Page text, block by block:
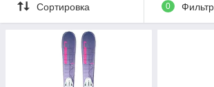
Сортировка 0